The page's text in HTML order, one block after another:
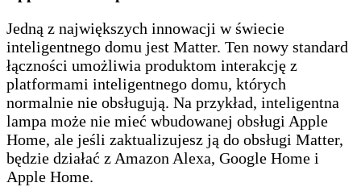
Jedną z największych innowacji w świecie
inteligentnego domu jest Matter. Ten nowy standard
łączności umożliwia produktom interakcję z
platformami inteligentnego domu, których
normalnie nie obsługują. Na przykład, inteligentna
lampa może nie mieć wbudowanej obsługi Apple
Home, ale jeśli zaktualizujesz ją do obsługi Matter,
będzie działać z Amazon Alexa, Google Home i
Apple Home.